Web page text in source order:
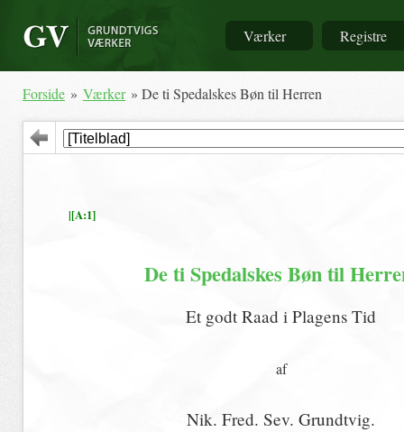
Værker Registre
Forside » Værker » De ti Spedalskes Bøn til Herren
|[A:1]
De ti Spedalskes Bøn til
Et godt Raad i Plagens Tid
af
Nik. Fred. Sev. Grundtvig.